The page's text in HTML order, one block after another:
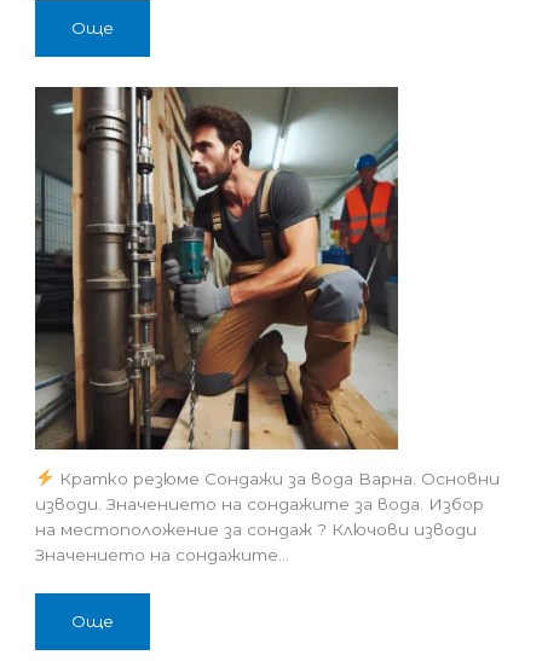
Още
Кратко резюме Сондажи за вода Варна. Основни
изводи. Значението на сондажите за вода. Избор
на местоположение за сондаж ? Ключови изводи
Значението на сондажите…
Още